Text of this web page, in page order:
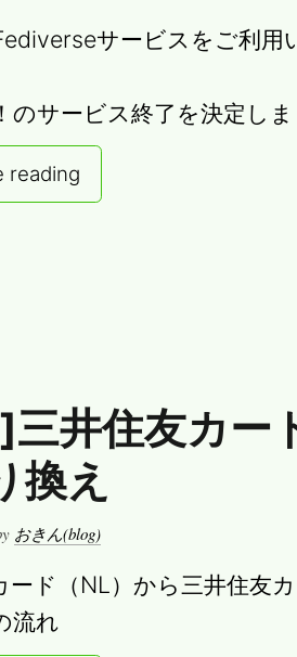
サービスをご利用
のサービス終了を決定し
reading
井住友カー
換え
おきん(blog)
ード（NL）から三井住友
流れ